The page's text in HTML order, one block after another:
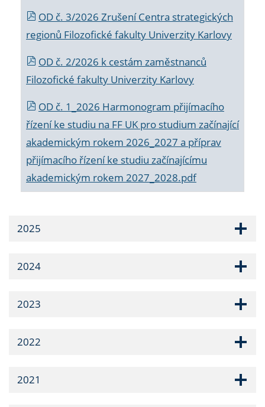
OD č. 3/2026 Zrušení Centra strategických
regionů Filozofické fakulty Univerzity Karlovy
OD č. 2/2026 k cestám zaměstnanců
Filozofické fakulty Univerzity Karlovy
OD č. 1_2026 Harmonogram přijímacího
řízení ke studiu na FF UK pro studium začínající
akademickým rokem 2026_2027 a příprav
přijímacího řízení ke studiu začínajícímu
akademickým rokem 2027_2028.pdf
2025
2024
2023
2022
2021